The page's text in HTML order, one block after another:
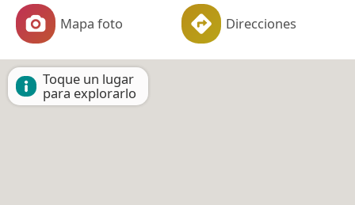
Mapa foto Direcciones
Toque un lugar
para explorarlo